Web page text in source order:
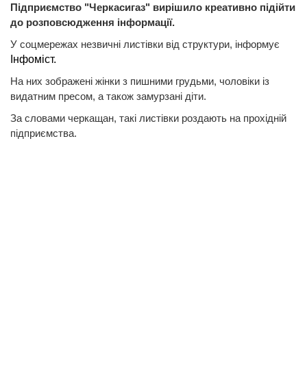
Підприємство "Черкасигаз" вирішило креативно підійти
до розповсюдження інформації.
У соцмережах незвичні листівки від структури, інформує
Інфоміст.
На них зображені жінки з пишними грудьми, чоловіки із
видатним пресом, а також замурзані діти.
За словами черкащан, такі листівки роздають на прохідній
підприємства.